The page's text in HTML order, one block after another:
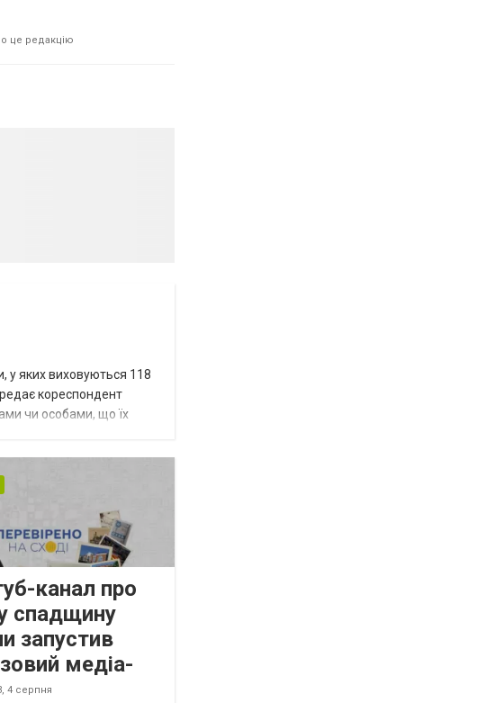
це редакцію
у яких виховуються 118
кореспондент
чи особами, що їх
канал про
спадщину
запустив
медіа-
4 серпня